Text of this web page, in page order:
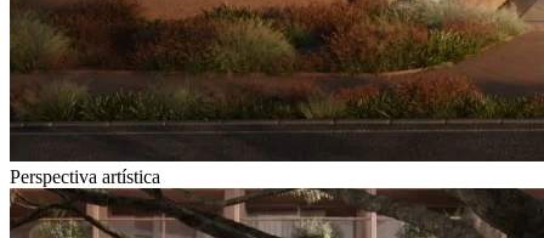
Perspectiva artística